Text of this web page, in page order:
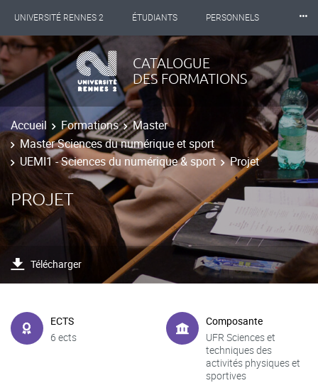
UNIVERSITÉ RENNES 2 ÉTUDIANTS PERSONNELS
INTERNATIONAL PROFESSIONNELS BIBLIOTHÈQUES
LES NOUVELLES DE RENNES 2
⸱⸱⸱
CATALOGUE
DES FORMATIONS
Accueil Formations
Master
Master Sciences du numérique et sport
UEMI1 - Sciences du numérique & sport
Projet
PROJET
Télécharger
ECTS
6 ects
Composante
UFR Sciences et
techniques des
activités physiques et
sportives